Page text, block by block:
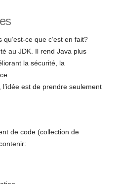
ce que c’est en fait?
au JDK. Il rend Java plus
la sécurité, la
est de prendre seulement
de code (collection de